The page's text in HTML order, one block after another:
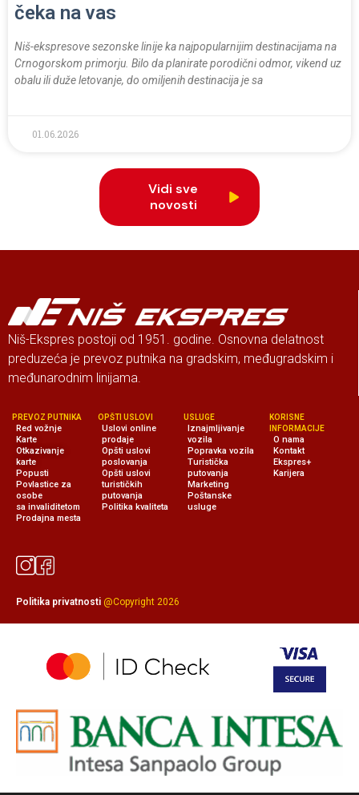
čeka na vas
Niš-ekspresove sezonske linije ka najpopularnijim destinacijama na
Crnogorskom primorju. Bilo da planirate porodični odmor, vikend uz
obalu ili duže letovanje, do omiljenih destinacija je sa
01.06.2026
Vidi sve
novosti
Niš-Ekspres postoji od 1951. godine. Osnovna delatnost
preduzeća je prevoz putnika na gradskim, međugradskim i
međunarodnim linijama.
PREVOZ PUTNIKA
Red vožnje
Karte
Otkazivanje
karte
Popusti
Povlastice za
osobe
sa invaliditetom
Prodajna mesta
OPŠTI USLOVI
Uslovi online
prodaje
Opšti uslovi
poslovanja
Opšti uslovi
turističkih
putovanja
Politika kvaliteta
USLUGE
Iznajmljivanje
vozila
Popravka vozila
Turistička
putovanja
Marketing
Poštanske
usluge
KORISNE
INFORMACIJE
O nama
Kontakt
Ekspres+
Karijera
Politika privatnosti @Copyright 2026